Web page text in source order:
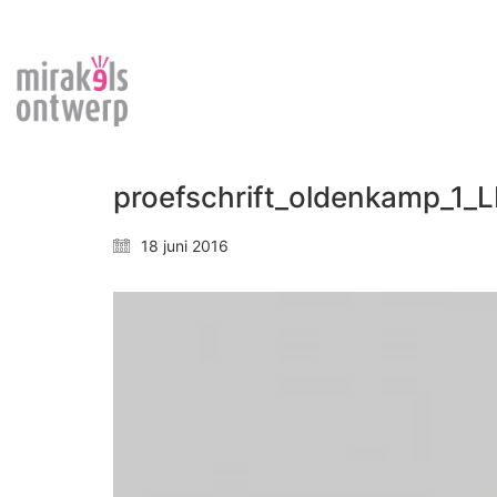
18 juni 2016